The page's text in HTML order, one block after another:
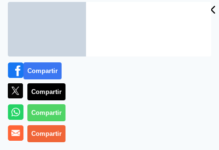
Más información
Compartir
Compartir
Compartir
Compartir